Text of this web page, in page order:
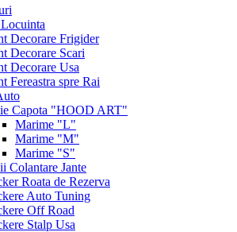
Decorare Frigider
Decorare Scari
Decorare Usa
Fereastra spre Rai
Capota "HOOD ART"
Marime "L"
Marime "M"
Marime "S"
Colantare Jante
Roata de Rezerva
Auto Tuning
Off Road
Stalp Usa